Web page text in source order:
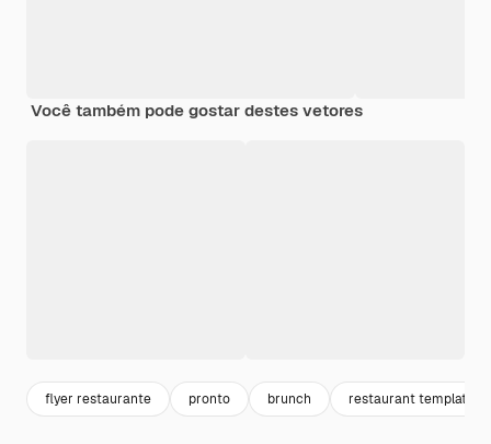
Você também pode gostar destes vetores
flyer restaurante pronto brunch restaurant template